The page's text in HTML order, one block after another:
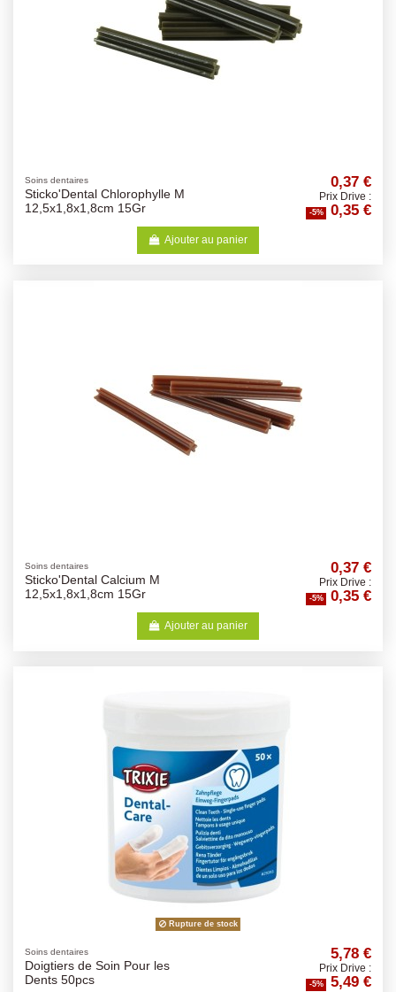
Soins dentaires
Sticko'Dental Chlorophylle M
12,5x1,8x1,8cm 15Gr
0,37 €
Prix Drive :
-5% 0,35 €
Ajouter au panier
Soins dentaires
Sticko'Dental Calcium M
12,5x1,8x1,8cm 15Gr
0,37 €
Prix Drive :
-5% 0,35 €
Ajouter au panier
Rupture de stock
Soins dentaires
Doigtiers de Soin Pour les
Dents 50pcs
5,78 €
Prix Drive :
-5% 5,49 €